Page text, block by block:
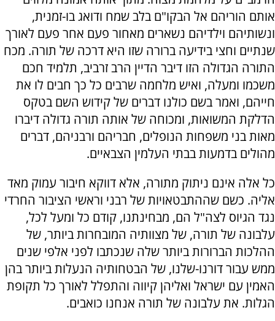
אותם הוריהם אל הבקו"ם בלב שמח ודואג בו-זמנית,
ונשותיהם וילדיהם נשארים מאחור פעם אחר פעם לאורך
שנתיים וחצי בידיעה ברורה שזו היא דרכה של תורה. מכח
התורה הגדולה הזו דיבר הדיין הרב זרביב, תלמיד חכם
משכמו ומעלה, ואיש מלחמה שרבים כל כך חבים לו את
חייהם, ואמר בשם כולנו דברים של קידוש השם בטקס
הדלקת המשואות, ומכוחה של אותה תורה גדולה דיברו
מאות בני משפחות הנופלים, חבריהם ורבניהם, דברים
מהולים בדמעות בבתי העלמין הצבאיים.
כל אלה אינם ניתוק מתורה, אלא דווקא חיבור עמוק מאד
אליה. כשם שההתבטאויות של רבני וראשי הציבור החרדי
נגד הגיוס לצה"ל הם, מבחינתנו, קודם כל ומעל לכל,
עלבונה של תורה, של מצוותיה המובחרות ביותר, של
ההלכות הברורות ביותר שלה שנכתבו לפני אלפי שנים
ממש עבור דורנו-שלנו, של הבטחותיה הנעלות ביותר בהן
האמין עם ישראל ואליהן קיווה והתפלל לאורך כל תקופת
הגלות. את עלבונה של תורה אנחנו כואבים.